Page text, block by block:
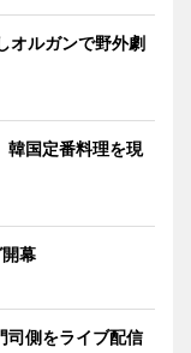
ルガンで野外劇
国定番料理を現
幕
司側をライブ配信